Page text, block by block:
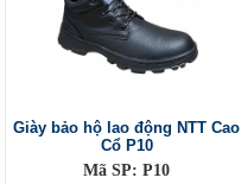
Giày bảo hộ lao động NTT Cao
Cổ P10
Mã SP: P10